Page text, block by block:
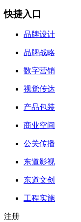
快捷入口
品牌设计
品牌战略
数字营销
视觉传达
产品包装
商业空间
公关传播
东道影视
东道文创
工程实施
注册